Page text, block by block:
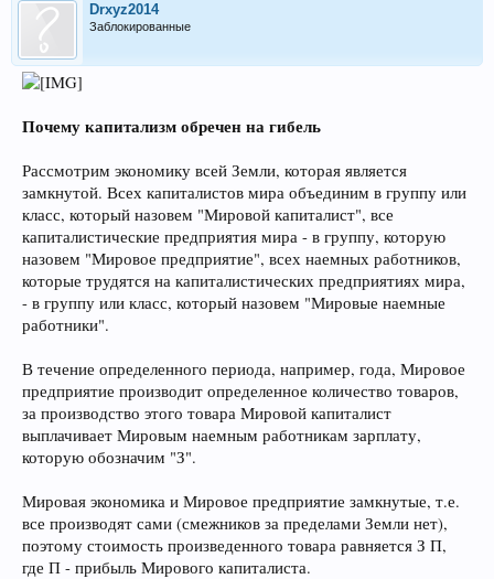
Drxyz2014
Заблокированные
Почему капитализм обречен на гибель
Рассмотрим экономику всей Земли, которая является
замкнутой. Всех капиталистов мира объединим в группу или
класс, который назовем "Мировой капиталист", все
капиталистические предприятия мира - в группу, которую
назовем "Мировое предприятие", всех наемных работников,
которые трудятся на капиталистических предприятиях мира,
- в группу или класс, который назовем "Мировые наемные
работники".
В течение определенного периода, например, года, Мировое
предприятие производит определенное количество товаров,
за производство этого товара Мировой капиталист
выплачивает Мировым наемным работникам зарплату,
которую обозначим "З".
Мировая экономика и Мировое предприятие замкнутые, т.е.
все производят сами (смежников за пределами Земли нет),
поэтому стоимость произведенного товара равняется З П,
где П - прибыль Мирового капиталиста.